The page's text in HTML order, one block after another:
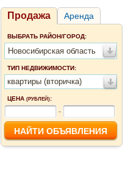
Продажа Аренда
ВЫБРАТЬ РАЙОН/ГОРОД:
Новосибирская область
ТИП НЕДВИЖИМОСТИ:
квартиры (вторичка)
ЦЕНА (РУБЛЕЙ):
-